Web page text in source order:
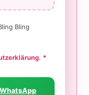
Bling
. *
WhatsApp